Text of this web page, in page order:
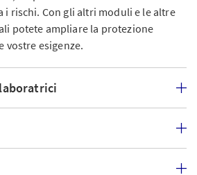
i rischi. Con gli altri moduli e le altre
potete ampliare la protezione
vostre esigenze.